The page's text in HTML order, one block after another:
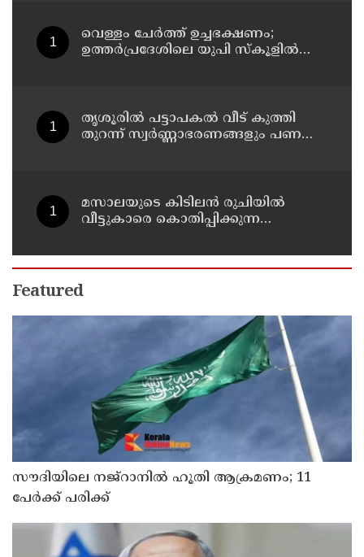
വെള്ളം ചേര്‍ത്ത് ഉച്ചഭക്ഷണം;
ഉത്തര്‍പ്രദേശിലെ യുപി സ്‌കൂളില്‍
തൃശൂരിൽ പട്ടാപകൽ വീട് കുത്തി
തുറന്ന് സ്വർണ്ണാഭരണങ്ങളും പണവും
മസാലയുടെ കിടിലൻ രുചിയിൽ
വീട്ടുകാരെ കൊതിപ്പിക്കുന്ന
Featured
സൗദിയിലെ നജ്റാനില്‍ ഹൂതി ആക്രമണം; 11
പേര്‍ക്ക് പരിക്ക്